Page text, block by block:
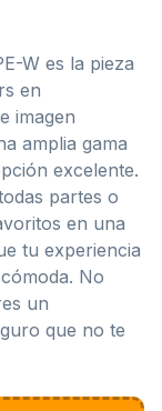
W es la pieza
en
imagen
amplia gama
excelente.
partes o
en una
tu experiencia
No
un
que no te